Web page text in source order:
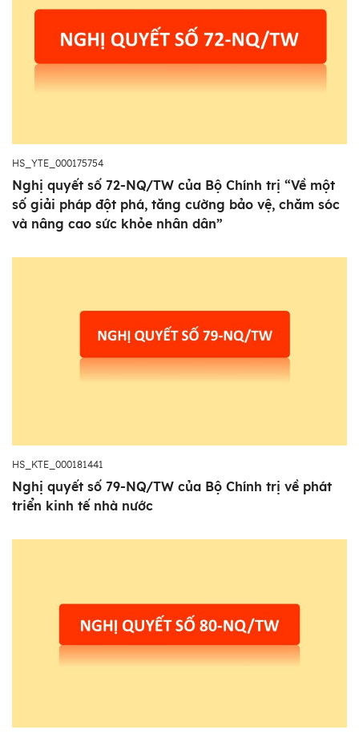
HS_YTE_000175754
Nghị quyết số 72-NQ/TW của Bộ Chính trị “Về một
số giải pháp đột phá, tăng cường bảo vệ, chăm sóc
và nâng cao sức khỏe nhân dân”
HS_KTE_000181441
Nghị quyết số 79-NQ/TW của Bộ Chính trị về phát
triển kinh tế nhà nước